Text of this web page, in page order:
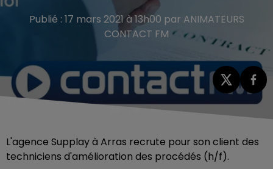
Publié : 17 mars 2021 à 13h00 par ANIMATEURS
CONTACT FM
L'agence Supplay à Arras recrute pour son client des
techniciens d'amélioration des procédés (h/f).